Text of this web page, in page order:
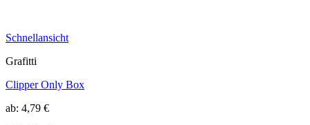
Schnellansicht
Grafitti
Clipper Only Box
ab: 4,79 €